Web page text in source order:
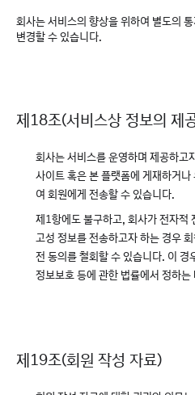
회사는 서비스의 향상을 위하여 별도의
변경할 수 있습니다.
제18조(서비스상 정보의 제
회사는 서비스를 운영하며 제공하고
사이트 혹은 본 플랫폼에 게재하거
여 회원에게 전송할 수 있습니다.
제1항에도 불구하고, 회사가 전자적
고성 정보를 전송하고자 하는 경우
전 동의를 철회할 수 있습니다. 이 경
정보보호 등에 관한 법률에서 정하는
제19조(회원 작성 자료)